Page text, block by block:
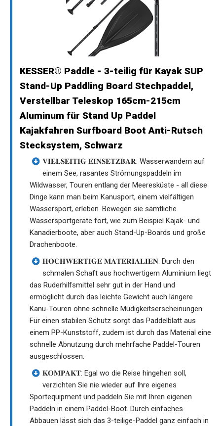
KESSER® Paddle - 3-teilig für Kayak SUP
Stand-Up Paddling Board Stechpaddel,
Verstellbar Teleskop 165cm-215cm
Aluminum für Stand Up Paddel
Kajakfahren Surfboard Boot Anti-Rutsch
Stecksystem, Schwarz
𝐕𝐈𝐄𝐋𝐒𝐄𝐈𝐓𝐈𝐆 𝐄𝐈𝐍𝐒𝐄𝐓𝐙𝐁𝐀𝐑: Wasserwandern auf
einem See, rasantes Strömungspaddeln im
Wildwasser, Touren entlang der Meeresküste - all diese
Dinge kann man beim Kanusport, einem vielfältigen
Wassersport, erleben. Bewegen sie sämtliche
Wassersportgeräte fort, wie zum Beispiel Kajak- und
Kanadierboote, aber auch Stand-Up-Boards und große
Drachenboote.
𝐇𝐎𝐂𝐇𝐖𝐄𝐑𝐓𝐈𝐆𝐄 𝐌𝐀𝐓𝐄𝐑𝐈𝐀𝐋𝐈𝐄𝐍: Durch den
schmalen Schaft aus hochwertigem Aluminium liegt
das Ruderhilfsmittel sehr gut in der Hand und
ermöglicht durch das leichte Gewicht auch längere
Kanu-Touren ohne schnelle Müdigkeitserscheinungen.
Für einen stabilen Schutz sorgt das Paddelblatt aus
einem PP-Kunststoff, zudem ist durch das Material eine
schnelle Abnutzung durch mehrfache Paddel-Touren
ausgeschlossen.
𝐊𝐎𝐌𝐏𝐀𝐊𝐓: Egal wo die Reise hingehen soll,
verzichten Sie nie wieder auf Ihre eigenes
Sportequipment und paddeln Sie mit Ihren eigenen
Paddeln in einem Paddel-Boot. Durch einfaches
Abbauen lässt sich das 3-teilige-Paddel ganz einfach in